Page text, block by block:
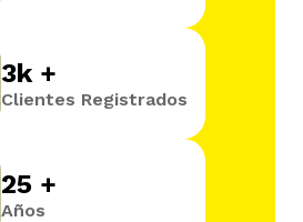
3k +
Clientes Registrados
25 +
Años